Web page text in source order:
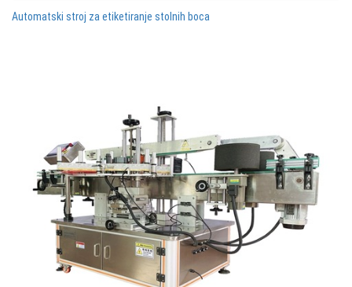
Automatski stroj za etiketiranje stolnih boca